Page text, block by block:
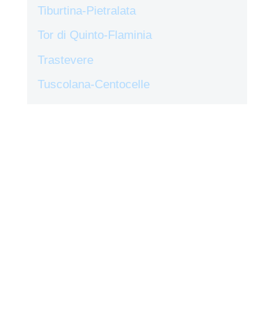
Tiburtina-Pietralata
Tor di Quinto-Flaminia
Trastevere
Tuscolana-Centocelle